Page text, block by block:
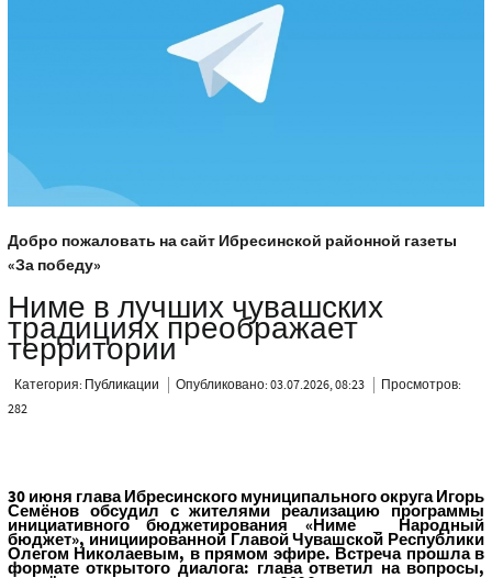
Добро пожаловать на сайт Ибресинской районной газеты
«За победу»
Ниме в лучших чувашских
традициях преображает
территории
Категория: Публикации Опубликовано: 03.07.2026, 08:23
Просмотров:
282
30 июня глава Ибресинского муниципального округа Игорь
Семёнов обсудил с жителями реализацию программы
инициативного бюджетирования «Ниме Народный
бюджет», инициированной Главой Чувашской Республики
Олегом Николаевым, в прямом эфире. Встреча прошла в
формате открытого диалога: глава ответил на вопросы,